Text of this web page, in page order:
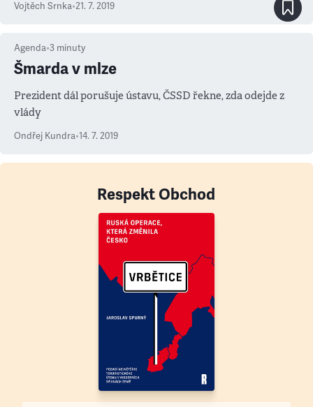
Vojtěch Srnka•21. 7. 2019
Agenda•3 minuty
Šmarda v mlze
Prezident dál porušuje ústavu, ČSSD řekne, zda odejde z
vlády
Ondřej Kundra•14. 7. 2019
Respekt Obchod